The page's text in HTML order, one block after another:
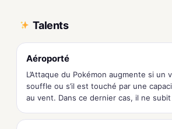
Talents
Aéroporté
L’Attaque du Pokémon augmente si un
souffle ou s’il est touché par une
au vent. Dans ce dernier cas, il ne